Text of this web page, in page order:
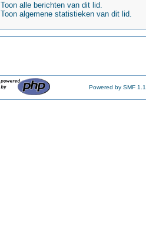
Toon alle berichten van dit lid.
Toon algemene statistieken van dit lid.
Powered by SMF